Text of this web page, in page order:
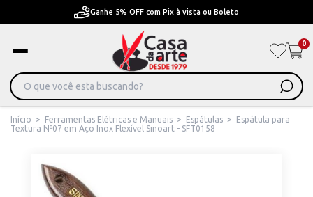
Ganhe 5% OFF com Pix à vista ou Boleto
0
Início > Ferramentas Elétricas e Manuais > Espátulas >
Espátula para
Textura Nº07 em Aço Inox Flexível Sinoart - SFT0158